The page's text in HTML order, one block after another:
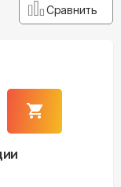
Сравнить